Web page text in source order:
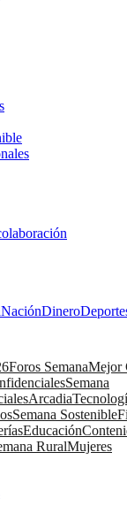
NaciónDinero
Foros SemanaMejor
Semana
Arcadia
Semana Sostenible
Educación
RuralMujeres